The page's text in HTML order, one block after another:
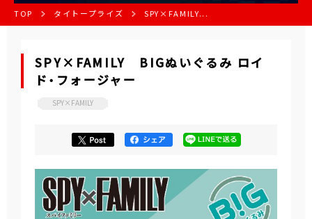
TOP タイトープライズ SPY×FAMILY...
SPY×FAMILY BIGぬいぐるみ ロイ
ド・フォージャー
SPY×FAMILY